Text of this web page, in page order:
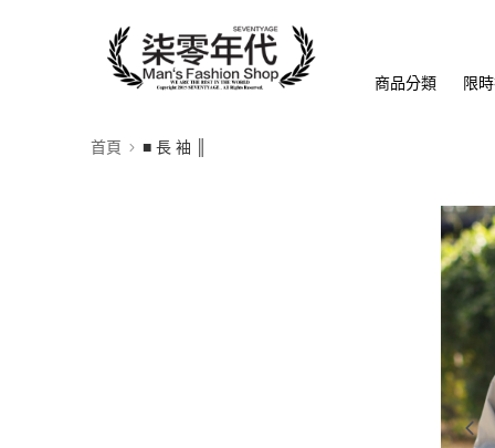
商品分類 限
首頁 ■ 長 袖 ║